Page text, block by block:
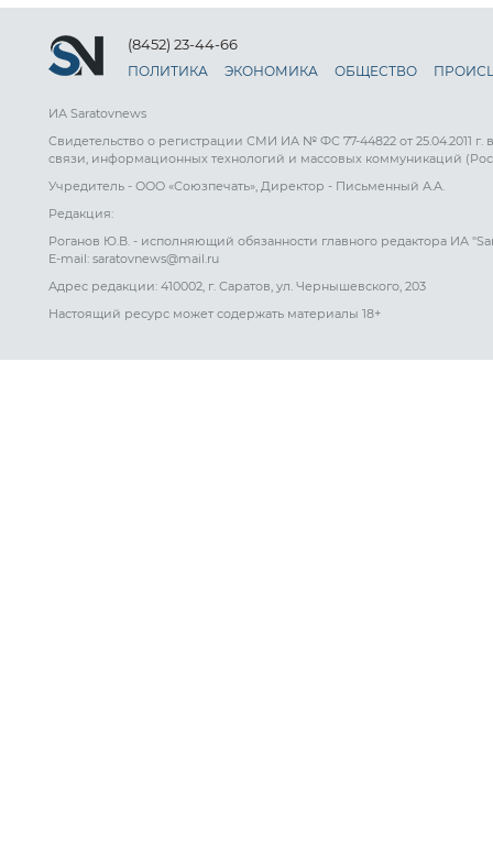
(8452) 23-44-66
ПОЛИТИКА ЭКОНОМИКА ОБЩЕСТВО
ИА Saratovnews
Свидетельство о регистрации СМИ ИА № ФС 77-44822 от 25.04.2011
связи, информационных технологий и массовых коммуникаций
Учредитель - ООО «Союзпечать», Директор - Письменный А.А.
Редакция:
Роганов Ю.В. - исполняющий обязанности главного редактора ИА
E-mail: saratovnews@mail.ru
Адрес редакции: 410002, г. Саратов, ул. Чернышевского, 203
Настоящий ресурс может содержать материалы 18+